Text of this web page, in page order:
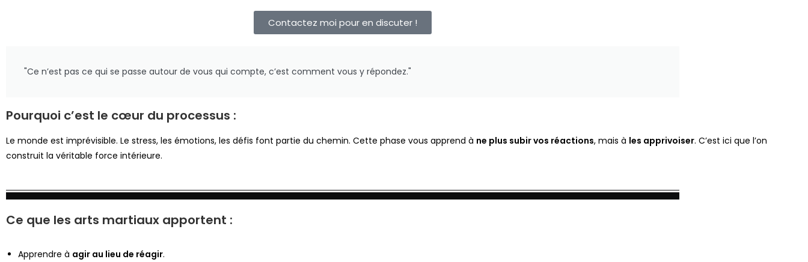
Contactez moi pour en discuter !
"Ce n’est pas ce qui se passe autour de vous qui compte, c’est comment vous y répondez."
Pourquoi c’est le cœur du processus :
Le monde est imprévisible. Le stress, les émotions, les défis font partie du chemin. Cette phase vous apprend à ne plus subir vos réactions, mais à les apprivoiser. C’est ici que l’on
construit la véritable force intérieure.
Ce que les arts martiaux apportent :
Apprendre à agir au lieu de réagir.